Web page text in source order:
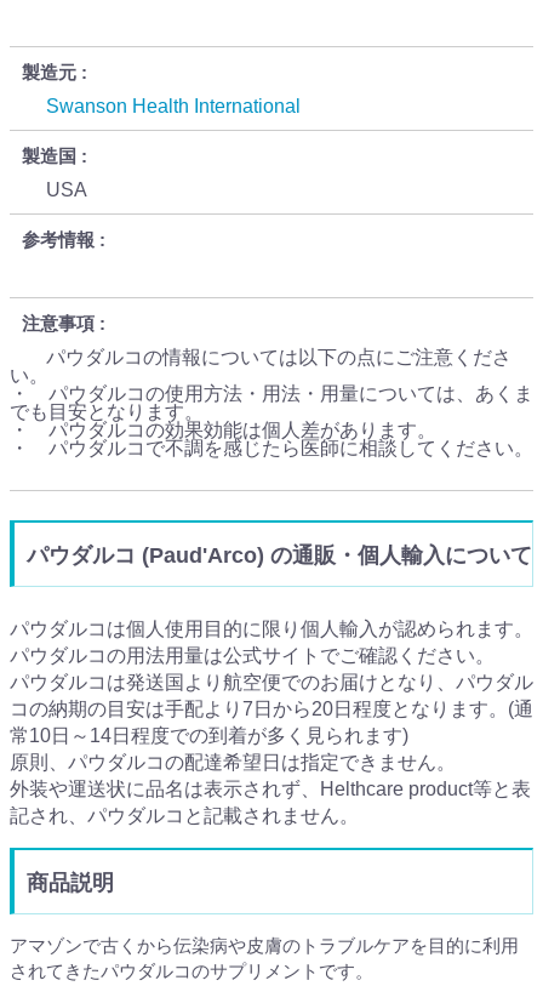
製造元
Swanson Health International
製造国
USA
参考情報
注意事項
パウダルコの情報については以下の点にご注意くださ
い。
・ パウダルコの使用方法・用法・用量については、あくま
でも目安となります。
・ パウダルコの効果効能は個人差があります。
・ パウダルコで不調を感じたら医師に相談してください。
パウダルコ (Paud'Arco) の通販・個人輸入について
パウダルコは個人使用目的に限り個人輸入が認められます。
パウダルコの用法用量は公式サイトでご確認ください。
パウダルコは発送国より航空便でのお届けとなり、パウダル
コの納期の目安は手配より7日から20日程度となります。(通
常10日～14日程度での到着が多く見られます)
原則、パウダルコの配達希望日は指定できません。
外装や運送状に品名は表示されず、Helthcare product等と表
記され、パウダルコと記載されません。
商品説明
アマゾンで古くから伝染病や皮膚のトラブルケアを目的に利用
されてきたパウダルコのサプリメントです。